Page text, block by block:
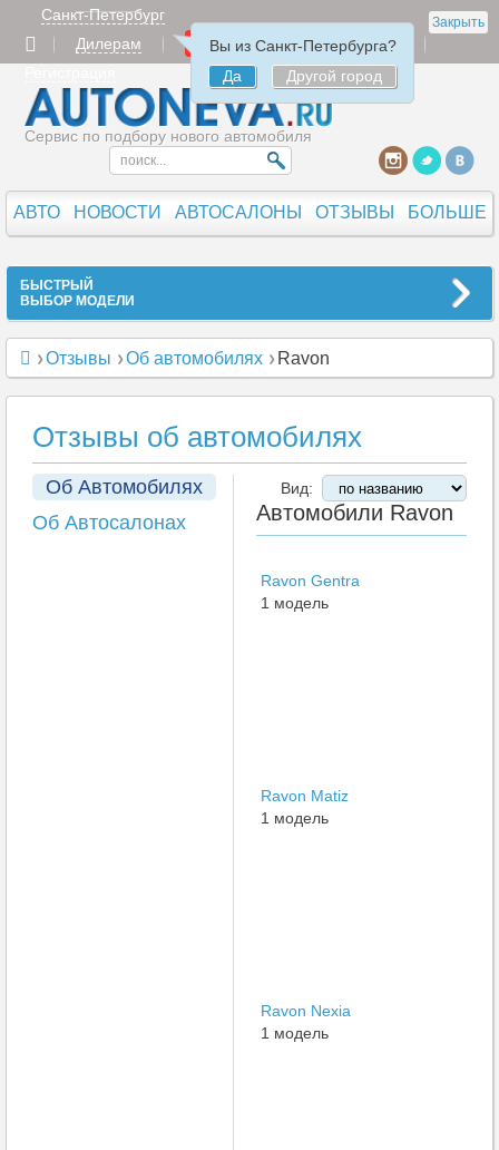
Закрыть
Санкт-Петербург
Вы из Санкт-Петербурга?
Да
Другой город
Дилерам Продать
Авторизация
Сервис по подбору нового автомобиля
АВТО НОВОСТИ АВТОСАЛОНЫ ОТЗЫВЫ БОЛЬШЕ
БЫСТРЫЙ
ВЫБОР МОДЕЛИ
Отзывы Об автомобилях Ravon
Отзывы об автомобилях
Об Автомобилях
Об Автосалонах
Вид:
Автомобили Ravon
Ravon Gentra
1 модель
Ravon Matiz
1 модель
Ravon Nexia
1 модель